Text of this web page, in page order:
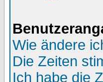
Wie ändere
Die Zeiten
Ich habe die